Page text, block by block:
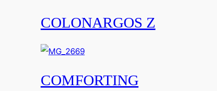
COLONARGOS Z
COMFORTING